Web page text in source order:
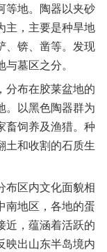
等地。陶器以夹砂
主，主要是种旱地
、锛、凿等。发现
墓区之分。
分布在胶莱盆地的
。以黑色陶器群为
畜饲养及渔猎。种
土和收割的石质生
布区内文化面貌相
南地区，各地的蛋
近，蕴涵着活跃的
映出山东半岛境内